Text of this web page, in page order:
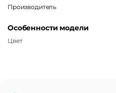
Производитель
Особенности модели
Цвет